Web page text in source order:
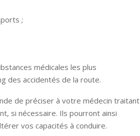
;
médicales les plus
des accidentés de la route.
de préciser à votre médecin traitant
si nécessaire. Ils pourront ainsi
vos capacités à conduire.